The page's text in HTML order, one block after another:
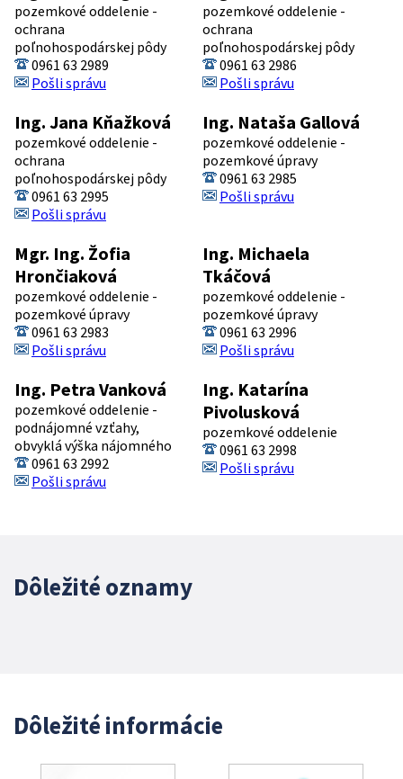
pozemkové oddelenie -
ochrana
poľnohospodárskej pôdy
0961 63 2989
Pošli správu
pozemkové oddelenie -
ochrana
poľnohospodárskej pôdy
0961 63 2986
Pošli správu
Ing. Jana Kňažková
pozemkové oddelenie -
ochrana
poľnohospodárskej pôdy
0961 63 2995
Pošli správu
Ing. Nataša Gallová
pozemkové oddelenie -
pozemkové úpravy
0961 63 2985
Pošli správu
Mgr. Ing. Žofia
Hrončiaková
pozemkové oddelenie -
pozemkové úpravy
0961 63 2983
Pošli správu
Ing. Michaela
Tkáčová
pozemkové oddelenie -
pozemkové úpravy
0961 63 2996
Pošli správu
Ing. Petra Vanková
pozemkové oddelenie -
podnájomné vzťahy,
obvyklá výška nájomného
0961 63 2992
Pošli správu
Ing. Katarína
Pivolusková
pozemkové oddelenie
0961 63 2998
Pošli správu
Dôležité oznamy
Dôležité informácie